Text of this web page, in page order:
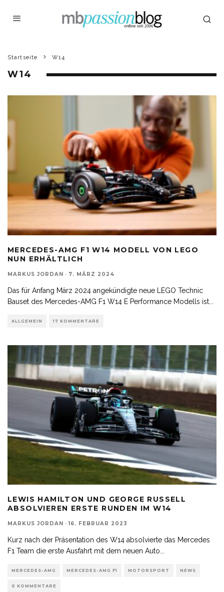
Startseite W14
W14
MERCEDES-AMG F1 W14 MODELL VON LEGO
NUN ERHÄLTLICH
MARKUS JORDAN · 7. MÄRZ 2024
Das für Anfang März 2024 angekündigte neue LEGO Technic
Bauset des Mercedes-AMG F1 W14 E Performance Modells ist
ALLGEMEIN 17 KOMMENTARE
LEWIS HAMILTON UND GEORGE RUSSELL
ABSOLVIEREN ERSTE RUNDEN IM W14
MARKUS JORDAN · 16. FEBRUAR 2023
Kurz nach der Präsentation des W14 absolvierte das Mercedes
F1 Team die erste Ausfahrt mit dem neuen Auto...
MERCEDES-AMG MERCEDES-AMG F1 MOTORSPORT NEWS
0 KOMMENTARE